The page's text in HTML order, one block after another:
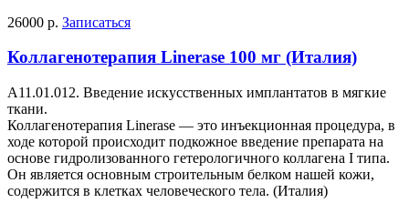
26000 р. Записаться
Коллагенотерапия Linerase 100 мг (Италия)
А11.01.012. Введение искусственных имплантатов в мягкие
ткани.
Коллагенотерапия Linerase — это инъекционная процедура, в
ходе которой происходит подкожное введение препарата на
основе гидролизованного гетерологичного коллагена I типа.
Он является основным строительным белком нашей кожи,
содержится в клетках человеческого тела. (Италия)